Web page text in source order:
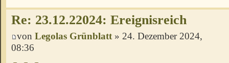
Re: 23.12.22024: Ereignisreich
von Legolas Grünblatt » 24. Dezember 2024,
08:36